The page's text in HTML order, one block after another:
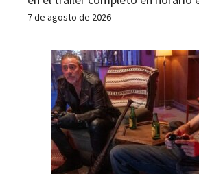
7 de agosto de 2026